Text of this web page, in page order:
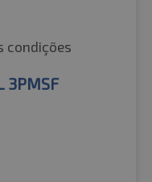
condições
3PMSF